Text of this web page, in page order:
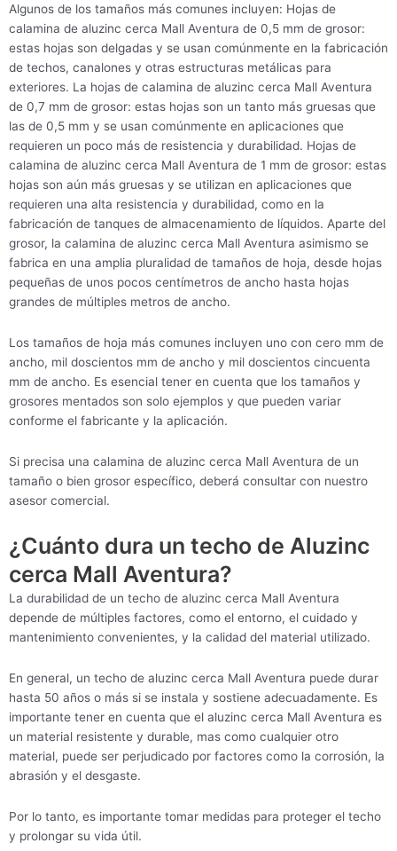
Algunos de los tamaños más comunes incluyen: Hojas de
calamina de aluzinc cerca Mall Aventura de 0,5 mm de grosor:
estas hojas son delgadas y se usan comúnmente en la fabricación
de techos, canalones y otras estructuras metálicas para
exteriores. La hojas de calamina de aluzinc cerca Mall Aventura
de 0,7 mm de grosor: estas hojas son un tanto más gruesas que
las de 0,5 mm y se usan comúnmente en aplicaciones que
requieren un poco más de resistencia y durabilidad. Hojas de
calamina de aluzinc cerca Mall Aventura de 1 mm de grosor: estas
hojas son aún más gruesas y se utilizan en aplicaciones que
requieren una alta resistencia y durabilidad, como en la
fabricación de tanques de almacenamiento de líquidos. Aparte del
grosor, la calamina de aluzinc cerca Mall Aventura asimismo se
fabrica en una amplia pluralidad de tamaños de hoja, desde hojas
pequeñas de unos pocos centímetros de ancho hasta hojas
grandes de múltiples metros de ancho.
Los tamaños de hoja más comunes incluyen uno con cero mm de
ancho, mil doscientos mm de ancho y mil doscientos cincuenta
mm de ancho. Es esencial tener en cuenta que los tamaños y
grosores mentados son solo ejemplos y que pueden variar
conforme el fabricante y la aplicación.
Si precisa una calamina de aluzinc cerca Mall Aventura de un
tamaño o bien grosor específico, deberá consultar con nuestro
asesor comercial.
¿Cuánto dura un techo de Aluzinc
cerca Mall Aventura?
La durabilidad de un techo de aluzinc cerca Mall Aventura
depende de múltiples factores, como el entorno, el cuidado y
mantenimiento convenientes, y la calidad del material utilizado.
En general, un techo de aluzinc cerca Mall Aventura puede durar
hasta 50 años o más si se instala y sostiene adecuadamente. Es
importante tener en cuenta que el aluzinc cerca Mall Aventura es
un material resistente y durable, mas como cualquier otro
material, puede ser perjudicado por factores como la corrosión, la
abrasión y el desgaste.
Por lo tanto, es importante tomar medidas para proteger el techo
y prolongar su vida útil.